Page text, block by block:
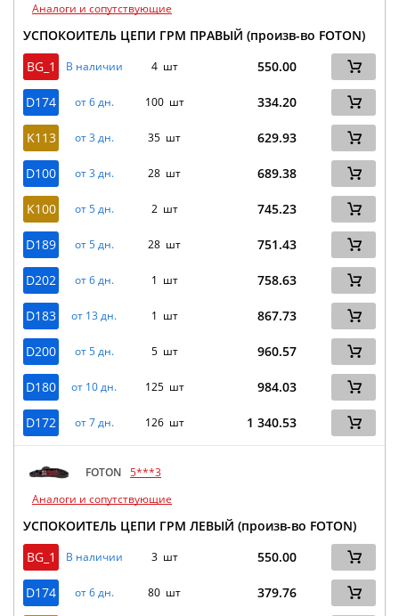
Аналоги и сопутствующие
УСПОКОИТЕЛЬ ЦЕПИ ГРМ ПРАВЫЙ (произв-во FOTON)
BG_1
В наличии 4 шт 550.00
D174 от 6 дн. 100 шт 334.20
K113 от 3 дн. 35 шт 629.93
D100 от 3 дн. 28 шт 689.38
K100 от 5 дн. 2 шт 745.23
D189 от 5 дн. 28 шт 751.43
D202 от 6 дн. 1 шт 758.63
D183 от 13 дн. 1 шт 867.73
D200 от 5 дн. 5 шт 960.57
D180 от 10 дн. 125 шт 984.03
D172 от 7 дн. 126 шт 1 340.53
FOTON 5***3
Аналоги и сопутствующие
УСПОКОИТЕЛЬ ЦЕПИ ГРМ ЛЕВЫЙ (произв-во FOTON)
BG_1
В наличии 3 шт 550.00
D174 от 6 дн. 80 шт 379.76